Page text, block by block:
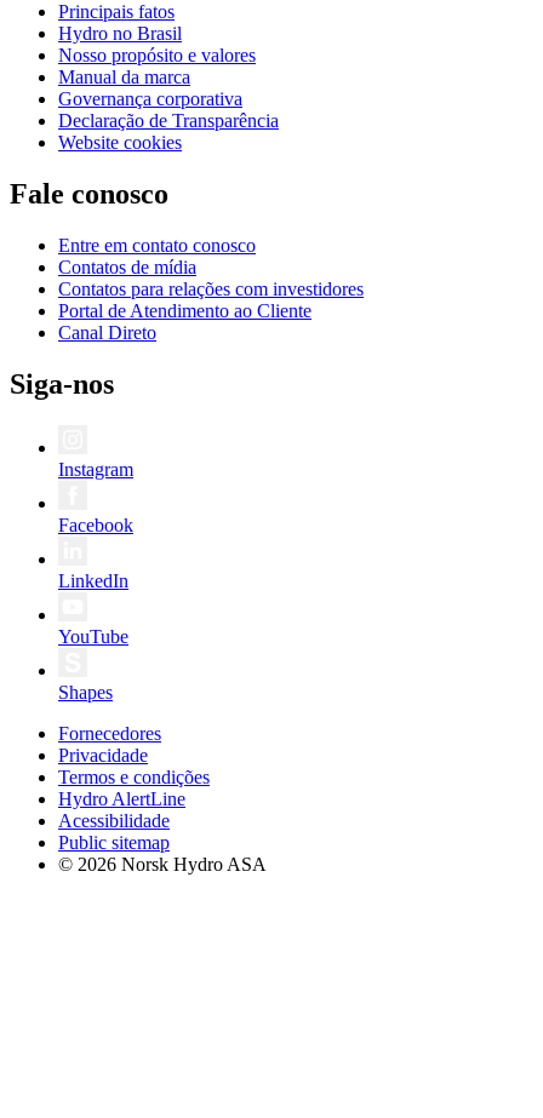
Principais fatos
Hydro no Brasil
Nosso propósito e valores
Manual da marca
Governança corporativa
Declaração de Transparência
Website cookies
Fale conosco
Entre em contato conosco
Contatos de mídia
Contatos para relações com investidores
Portal de Atendimento ao Cliente
Canal Direto
Siga-nos
Instagram
Facebook
LinkedIn
YouTube
Shapes
Fornecedores
Privacidade
Termos e condições
Hydro AlertLine
Acessibilidade
Public sitemap
© 2026 Norsk Hydro ASA